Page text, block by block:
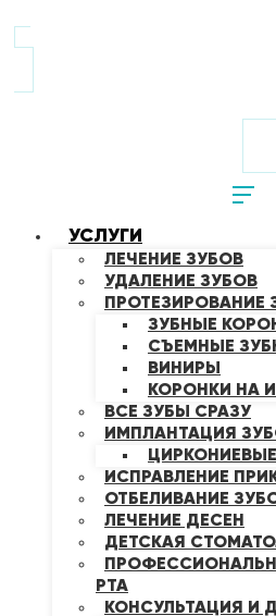
УСЛУГИ
ЛЕЧЕНИЕ ЗУБОВ
УДАЛЕНИЕ ЗУБОВ
ПРОТЕЗИРОВАНИЕ
ЗУБНЫЕ
СЪЕМНЫЕ
ВИНИРЫ
КОРОНКИ НА
ВСЕ ЗУБЫ СРАЗУ
ИМПЛАНТАЦИЯ
ИСПРАВЛЕНИЕ
ОТБЕЛИВАНИЕ
ЛЕЧЕНИЕ ДЕСЕН
ДЕТСКАЯ
РТА
КОНСУЛЬТАЦИЯ И